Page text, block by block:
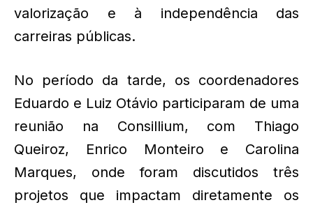
valorização e à independência das
carreiras públicas.
No período da tarde, os coordenadores
Eduardo e Luiz Otávio participaram de uma
reunião na Consillium, com Thiago
Queiroz, Enrico Monteiro e Carolina
Marques, onde foram discutidos três
projetos que impactam diretamente os